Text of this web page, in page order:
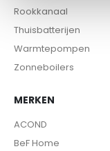
Rookkanaal
Thuisbatterijen
Warmtepompen
Zonneboilers
MERKEN
ACOND
BeF Home